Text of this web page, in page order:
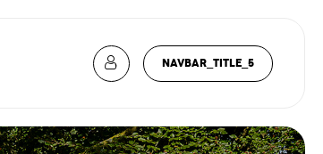
NAVBAR_TITLE_5